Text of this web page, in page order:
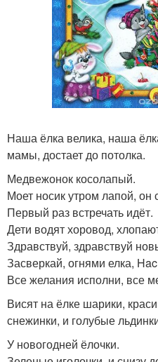
Наша ёлка велика, наша
мамы, достает до потолка.
Медвежонок косолапый.
Моет носик утром лапой, он
Первый раз встречать идёт.
Дети водят хоровод,
Здравствуй, здравствуй
Засверкай, огнями елка,
Все желания исполни, все
Висят на ёлке шарики,
снежинки, и голубые
У новогодней ёлочки.